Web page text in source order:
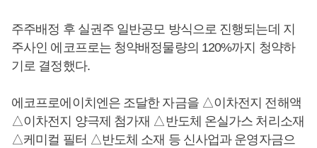
주주배정 후 실권주 일반공모 방식으로 진행되는데 지
주사인 에코프로는 청약배정물량의 120%까지 청약하
기로 결정했다.
에코프로에이치엔은 조달한 자금을 △이차전지 전해액
△이차전지 양극제 첨가재 △반도체 온실가스 처리소재
△케미컬 필터 △반도체 소재 등 신사업과 운영자금으